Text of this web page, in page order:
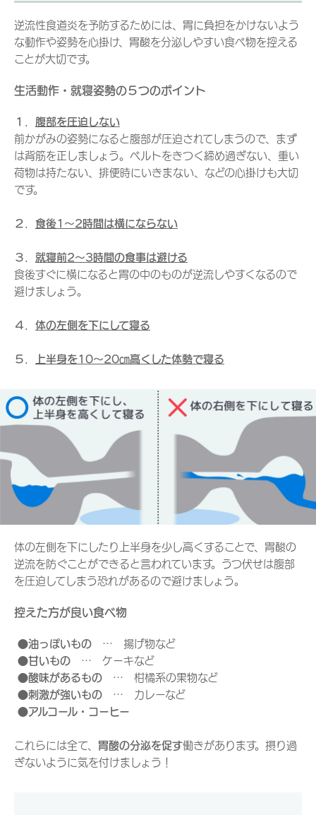
逆流性食道炎を予防するためには、胃に負担をかけないよう
な動作や姿勢を心掛け、胃酸を分泌しやすい食べ物を控える
ことが大切です。
生活動作・就寝姿勢の５つのポイント
１． 腹部を圧迫しない
前かがみの姿勢になると腹部が圧迫されてしまうので、まず
は背筋を正しましょう。ベルトをきつく締め過ぎない、重い
荷物は持たない、排便時にいきまない、などの心掛けも大切
です。
２． 食後1～2時間は横にならない
３． 就寝前2～3時間の食事は避ける
食後すぐに横になると胃の中のものが逆流しやすくなるので
避けましょう。
４． 体の左側を下にして寝る
５． 上半身を10～20㎝高くした体勢で寝る
体の左側を下にしたり上半身を少し高くすることで、胃酸の
逆流を防ぐことができると言われています。うつ伏せは腹部
を圧迫してしまう恐れがあるので避けましょう。
控えた方が良い食べ物
●油っぽいもの … 揚げ物など
●甘いもの … ケーキなど
●酸味があるもの … 柑橘系の果物など
●刺激が強いもの … カレーなど
●アルコール・コーヒー
これらには全て、 胃酸の分泌を促す働きがあります。摂り過
ぎないように気を付けましょう！